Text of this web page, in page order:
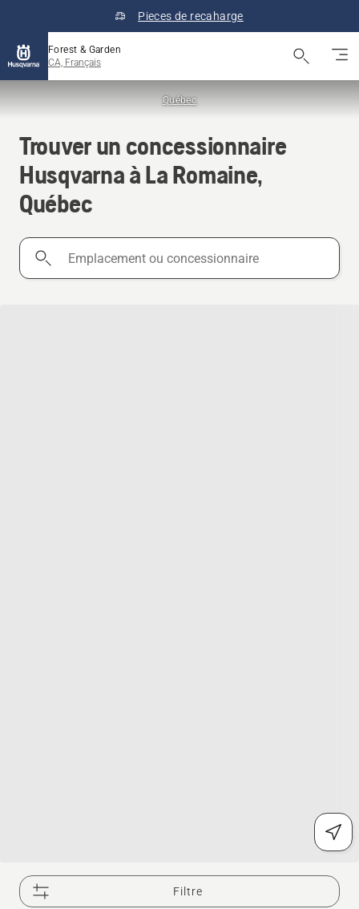
Pieces de recaharge
Forest & Garden
CA, Français
Québec
Trouver un concessionnaire
Husqvarna à La Romaine,
Québec
Emplacement
Filtre